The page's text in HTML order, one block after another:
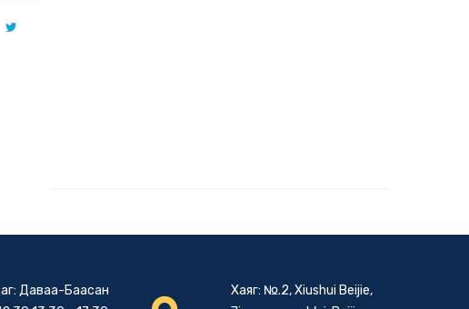
Даваа-Баасан
Хаяг: №.2, Xiushui Beijie,